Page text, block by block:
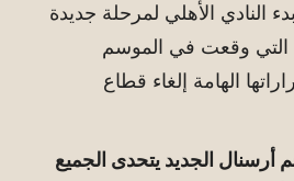
النادي الأهلي لمرحلة جديدة
التي وقعت في الموسم
الهامة إلغاء قطاع
أرسنال الجديد يتحدى الجميع